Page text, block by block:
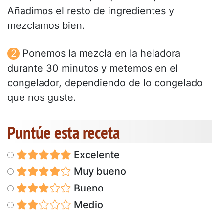
Añadimos el resto de ingredientes y
mezclamos bien.
Ponemos la mezcla en la heladora
durante 30 minutos y metemos en el
congelador, dependiendo de lo congelado
que nos guste.
Puntúe esta receta
Excelente
Muy bueno
Bueno
Medio